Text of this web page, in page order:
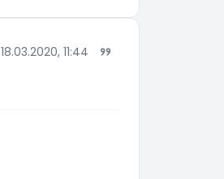
18.03.2020, 11:44